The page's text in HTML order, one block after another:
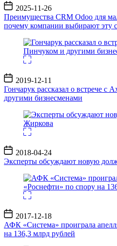
Дата
записи
2025-11-26
Преимущества CRM Odoo для
почему компании выбирают эту
Дата
записи
2019-12-11
Гончарук рассказал о встрече
другими бизнесменами
Дата
записи
2018-04-24
Эксперты обсуждают новую
Дата
записи
2017-12-18
АФК «Система» проиграла
на 136,3 млрд рублей